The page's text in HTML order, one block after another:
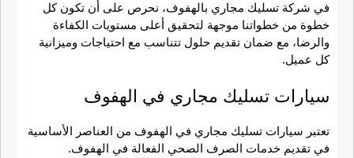
في شركة تسليك مجاري بالهفوف، نحرص على أن تكون كل
خطوة من خطواتنا موجهة لتحقيق أعلى مستويات الكفاءة
والرضا، مع ضمان تقديم حلول تتناسب مع احتياجات وميزانية
كل عميل.
سيارات تسليك مجاري في الهفوف
تعتبر سيارات تسليك مجاري في الهفوف من العناصر الأساسية
في تقديم خدمات الصرف الصحي الفعالة في الهفوف.